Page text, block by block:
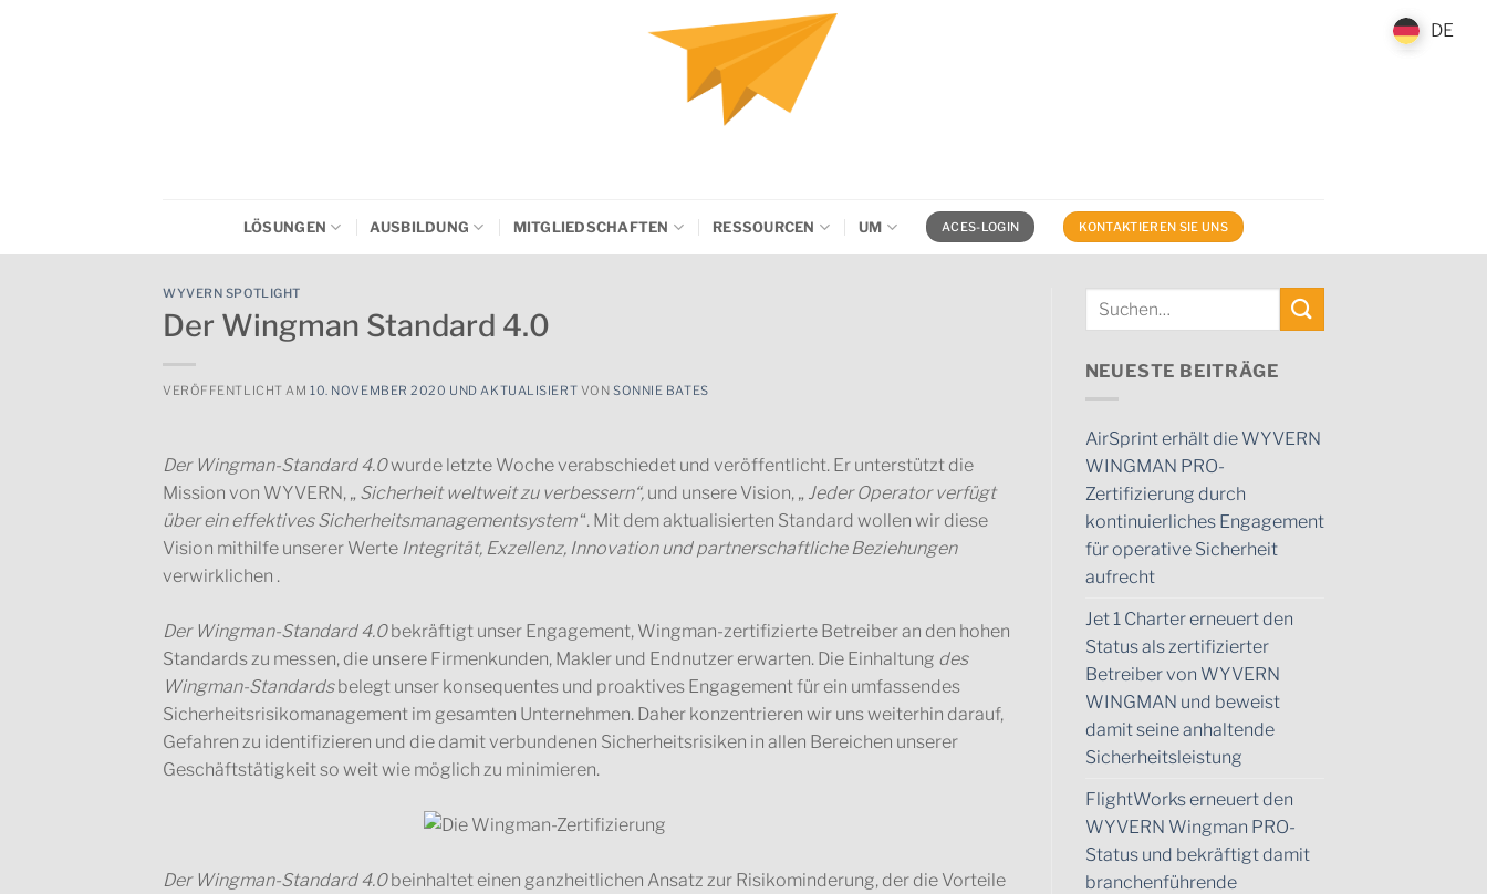
LÖSUNGEN AUSBILDUNG MITGLIEDSCHAFTEN RESSOURCEN UM ACES-LOGIN KONTAKTIEREN SIE UNS
WYVERN SPOTLIGHT
Der Wingman Standard 4.0
VERÖFFENTLICHT AM10. NOVEMBER 2020 UND AKTUALISIERT VON SONNIE BATES
Der Wingman-Standard 4.0wurde letzte Woche verabschiedet und veröffentlicht. Er unterstützt die
Mission von WYVERN, „ Sicherheit weltweit zu verbessern“, und unsere Vision, „ Jeder Operator verfügt
über ein effektives Sicherheitsmanagementsystem“. Mit dem aktualisierten Standard wollen wir diese
Vision mithilfe unserer Werte Integrität, Exzellenz, Innovation und partnerschaftliche Beziehungen
verwirklichen .
Der Wingman-Standard 4.0bekräftigt unser Engagement, Wingman-zertifizierte Betreiber an den hohen
Standards zu messen, die unsere Firmenkunden, Makler und Endnutzer erwarten. Die Einhaltung des
Wingman-Standardsbelegt unser konsequentes und proaktives Engagement für ein umfassendes
Sicherheitsrisikomanagement im gesamten Unternehmen. Daher konzentrieren wir uns weiterhin darauf,
Gefahren zu identifizieren und die damit verbundenen Sicherheitsrisiken in allen Bereichen unserer
Geschäftstätigkeit so weit wie möglich zu minimieren.
Der Wingman-Standard 4.0beinhaltet einen ganzheitlichen Ansatz zur Risikominderung, der die Vorteile
NEUESTE BEITRÄGE
AirSprint erhält die WYVERN
WINGMAN PRO-
Zertifizierung durch
kontinuierliches Engagement
für operative Sicherheit
aufrecht
Jet 1 Charter erneuert den
Status als zertifizierter
Betreiber von WYVERN
WINGMAN und beweist
damit seine anhaltende
Sicherheitsleistung
FlightWorks erneuert den
WYVERN Wingman PRO-
Status und bekräftigt damit
branchenführende
DE
DE